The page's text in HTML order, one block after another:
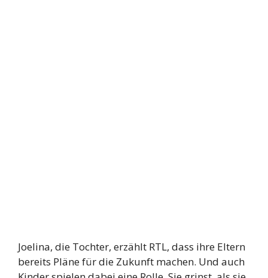
Joelina, die Tochter, erzählt RTL, dass ihre Eltern
bereits Pläne für die Zukunft machen. Und auch